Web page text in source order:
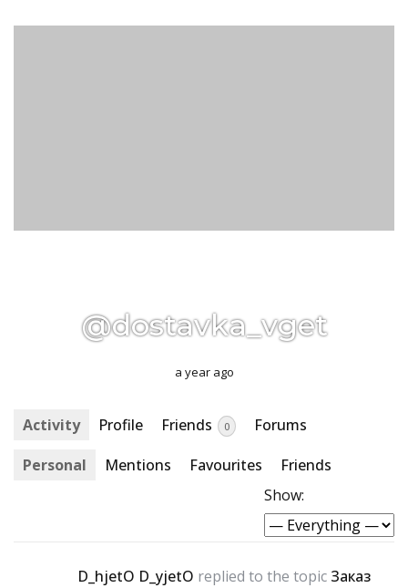
@dostavka_vget
a year ago
Activity Profile Friends 0
Forums
Personal
Mentions Favourites
Friends
Show:
D_hjetO D_yjetO replied to the topic Заказ